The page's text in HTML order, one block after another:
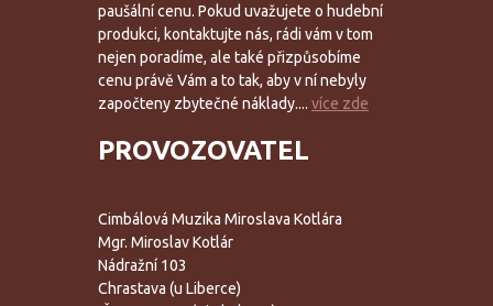
paušální cenu. Pokud uvažujete o hudební
produkci, kontaktujte nás, rádi vám v tom
nejen poradíme, ale také přizpůsobíme
cenu právě Vám a to tak, aby v ní nebyly
započteny zbytečné náklady.... více zde
PROVOZOVATEL
Cimbálová Muzika Miroslava Kotlára
Mgr. Miroslav Kotlár
Nádražní 103
Chrastava (u Liberce)